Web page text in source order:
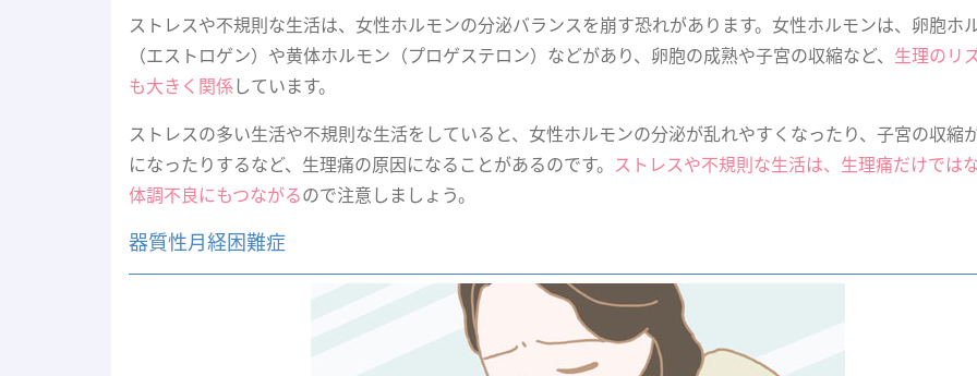
ストレスや不規則な生活は、女性ホルモンの分泌バランスを崩す恐れがあります。女性ホルモンは、卵胞ホ
（エストロゲン）や黄体ホルモン（プロゲステロン）などがあり、卵胞の成熟や子宮の収縮など、 生理のリ
も大きく関係しています。
ストレスの多い生活や不規則な生活をしていると、女性ホルモンの分泌が乱れやすくなったり、子宮の収縮
になったりするなど、生理痛の原因になることがあるのです。 ストレスや不規則な生活は、生理痛だけではな
体調不良にもつながるので注意しましょう。
器質性月経困難症